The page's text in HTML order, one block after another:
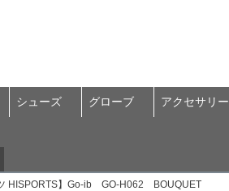
シューズ グローブ アクセサリー
ツ HISPORTS】Go-ib GO-H062 BOUQUET